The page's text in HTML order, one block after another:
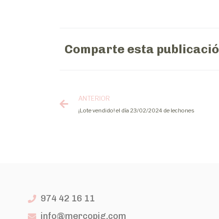
Comparte esta
ANTERIOR
¡Lote vendido! el día 23/02/2024 de lechones
974 42 16 11
info@mercopig.com